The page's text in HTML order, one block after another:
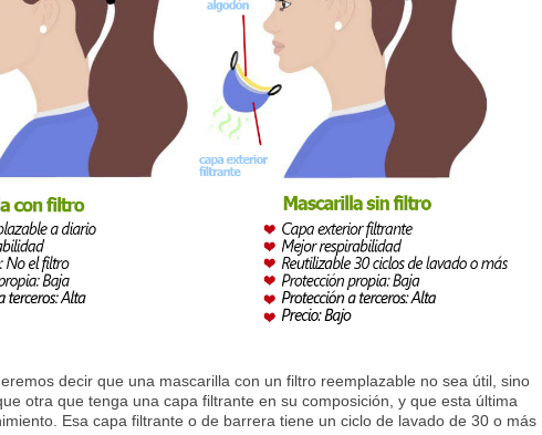
decir que una mascarilla con un filtro reemplazable no sea útil, sino
otra que tenga una capa filtrante en su composición, y que esta última
Esa capa filtrante o de barrera tiene un ciclo de lavado de 30 o más